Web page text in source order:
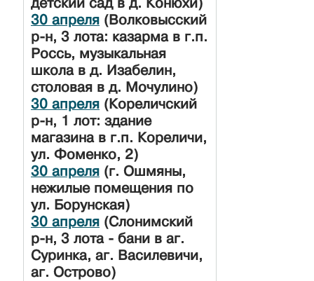
30 апреля (Волковысский
р-н, 3 лота: казарма в г.п.
Россь, музыкальная
школа в д. Изабелин,
столовая в д. Мочулино)
30 апреля (Кореличский
р-н, 1 лот: здание
магазина в г.п. Кореличи,
ул. Фоменко, 2)
30 апреля (г. Ошмяны,
нежилые помещения по
ул. Борунская)
30 апреля (Слонимский
р-н, 3 лота - бани в аг.
Суринка, аг. Василевичи,
аг. Острово)